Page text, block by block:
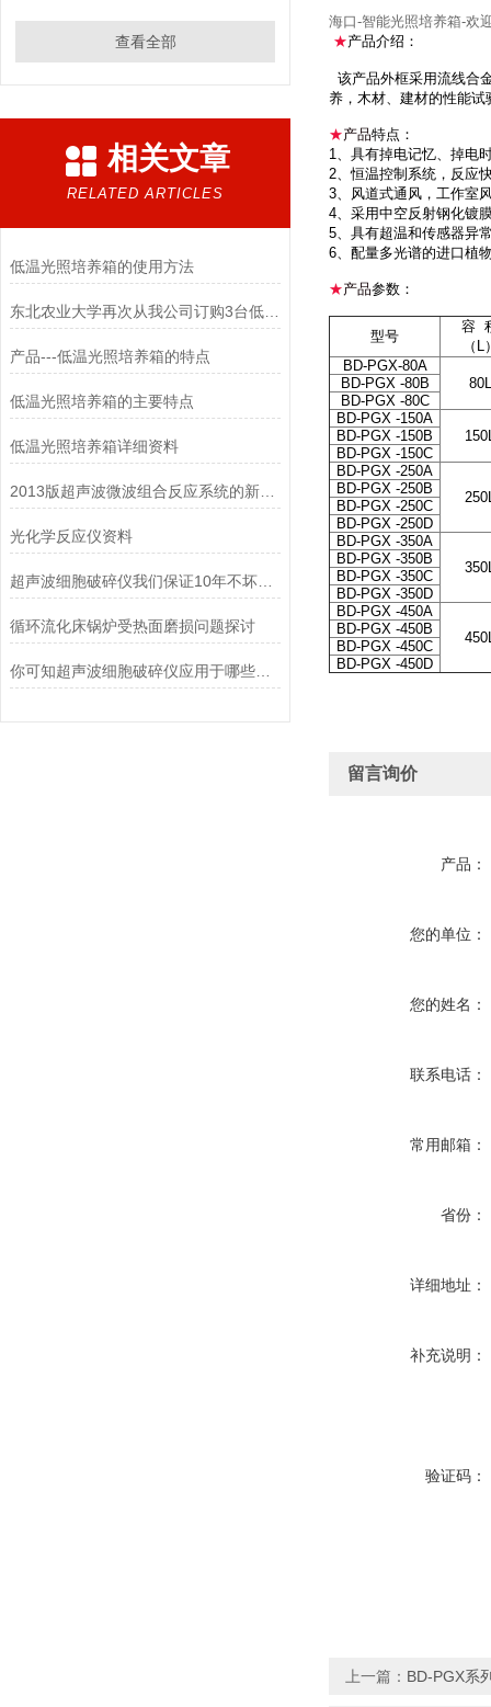
查看全部
相关文章
RELATED ARTICLES
低温光照培养箱的使用方法
东北农业大学再次从我公司订购3台低温光照培养箱
产品---低温光照培养箱的特点
低温光照培养箱的主要特点
低温光照培养箱详细资料
2013版超声波微波组合反应系统的新构思
光化学反应仪资料
超声波细胞破碎仪我们保证10年不坏，除非去破坏。
循环流化床锅炉受热面磨损问题探讨
你可知超声波细胞破碎仪应用于哪些领域？
海口-智能光照培养箱-欢
★产品介绍：
该产品外框采用流线合
养，木材、建材的性能
★产品特点：
1、具有掉电记忆、掉电
2、恒温控制系统，反应
3、风道式通风，工作室
4、采用中空反射钢化镀
5、具有超温和传感器异
6、配量多光谱的进口植
★产品参数：
型号
容
（L
BD-PGX-80A
80L
BD-PGX -80B
BD-PGX -80C
BD-PGX -150A
BD-PGX -150B
BD-PGX -150C
BD-PGX -250A
BD-PGX -250B
BD-PGX -250C
BD-PGX -250D
BD-PGX -350A
BD-PGX -350B
BD-PGX -350C
BD-PGX -350D
BD-PGX -450A
BD-PGX -450B
BD-PGX -450C
BD-PGX -450D
留言询价
产品：
您的单位：
您的姓名：
联系电话：
常用邮箱：
省份：
详细地址：
补充说明：
验证码：
上一篇： BD-PGX系